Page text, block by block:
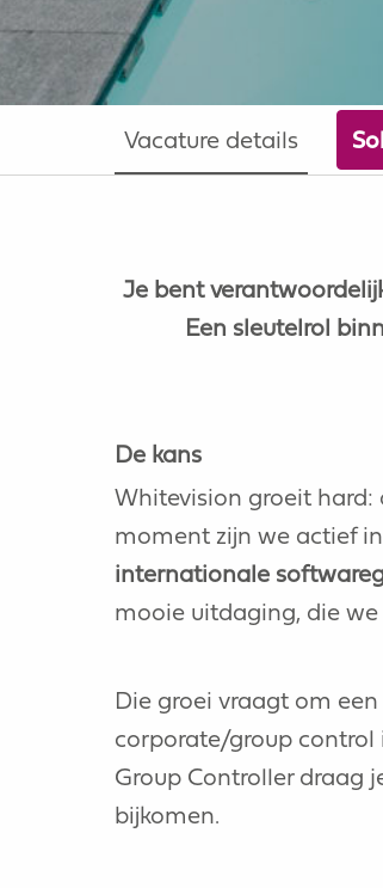
Vacature details
Je bent
Een sleutelrol
De kans
Whitevision groeit hard:
moment zijn we actief
internationale
mooie uitdaging, die
Die groei vraagt om
corporate/group control
Group Controller draag
bijkomen.